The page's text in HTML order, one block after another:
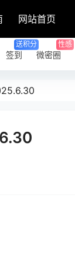
网站首页
签到
送积分
微密圈
性感